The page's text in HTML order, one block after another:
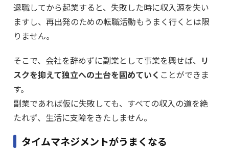
退職してから起業すると、失敗した時に収入源を失い
ますし、再出発のための転職活動もうまく行くとは限
りません。
そこで、会社を辞めずに副業として事業を興せば、 リ
スクを抑えて独立への土台を固めていく ことができま
す。
副業であれば仮に失敗しても、すべての収入の道を絶
たれず、生活に支障をきたしません。
タイムマネジメントがうまくなる